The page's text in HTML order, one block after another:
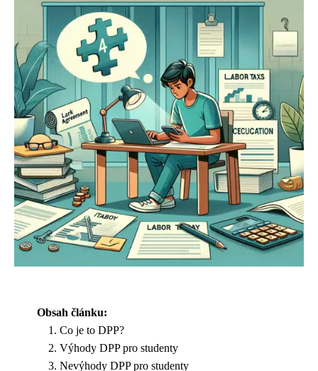
Obsah článku:
Co je to DPP?
Výhody DPP pro studenty
Nevýhody DPP pro studenty